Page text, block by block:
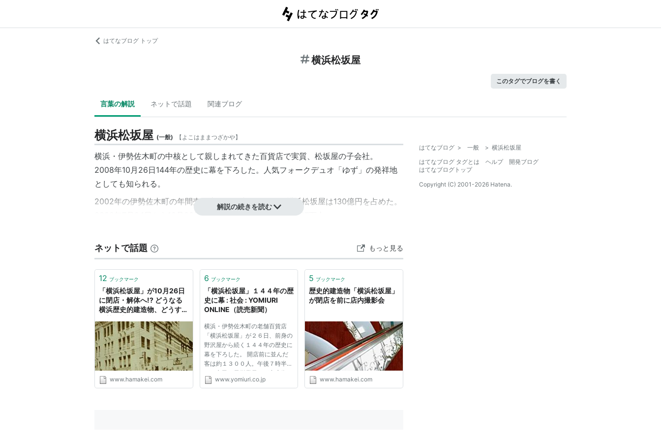
はてなブログ トップ
横浜松坂屋
このタグでブログを書く
言葉の解説 ネットで話題 関連ブログ
横浜松坂屋 (一般) 【よこはままつざかや】
横浜・伊勢佐木町の中核として親しまれてきた百貨店で実質、 松坂屋の子会社。
2008年10月26日144年の歴史に幕を下ろした。人気フォークデュオ「ゆず」の発祥地
としても知られる。
2002年の伊勢佐木町の年間売り上げ333億円のうち、横浜松坂屋は130億円を占めた。
2008年7月24日から10月26日までの閉店セールの累計は107万人。
店の前でフォークデュオ「ゆず」が路上ライブをしていたことでも有名で、横浜松坂屋
には2003年8月にサイン入りモニュメント、2004年12月に完成した縦約3メートル、
横約10メートルの2人の巨大壁画があった。
これを２人の出身地の岡村天満宮（横浜市磯子区）に移築されることが2008年10月16
日、正式決定している。
認定歴史的建造物
横浜松坂屋本館*1と旧横浜松坂屋西館*2が横浜市の歴史的建造物に認定されている。
沿革
解説の続きを読む
ネットで話題 もっと見る
12 ブックマーク
「横浜松坂屋」が10月26日
に閉店・解体へ!? どうなる
横浜歴史的建造物、どうする
www.hamakei.com
6 ブックマーク
「横浜松坂屋」１４４年の歴
史に幕 : 社会 : YOMIURI
ONLINE（読売新聞）
横浜・伊勢佐木町の老舗百貨店
「横浜松坂屋」が２６日、前身の
野沢屋から続く１４４年の歴史に
幕を下ろした。 開店前に並んだ
客は約１３００人。午後７時半に
は、市民や元従業員らが商店街を
埋め尽くし、下りていくシャッタ
www.yomiuri.co.jp
5 ブックマーク
歴史的建造物「横浜松坂屋」
が閉店を前に店内撮影会
www.hamakei.com
はてなブログ > 一般 > 横浜松坂屋
はてなブログ タグとは
ヘルプ
開発ブログ
はてなブログトップ
Copyright (C) 2001-2026 Hatena.